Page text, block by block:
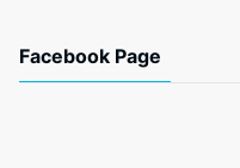
e
t
e
Facebook Page